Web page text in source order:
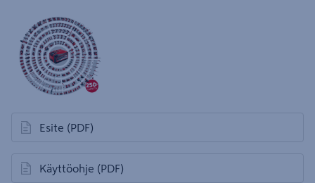
Esite (PDF)
avautuu uuteen välilehteen
Käyttöohje (PDF)
avautuu uuteen välilehteen